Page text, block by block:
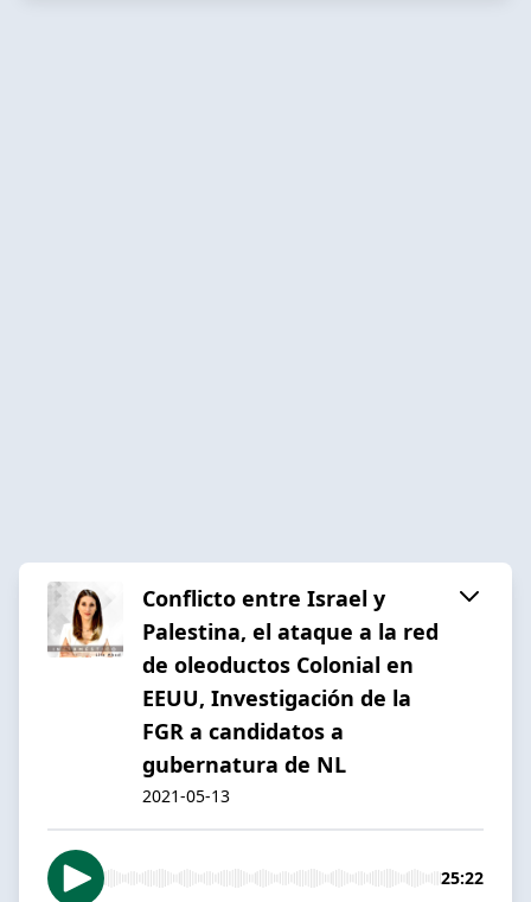
Conflicto entre Israel y
Palestina, el ataque a la red
de oleoductos Colonial en
EEUU, Investigación de la
FGR a candidatos a
gubernatura de NL
2021-05-13
25:22